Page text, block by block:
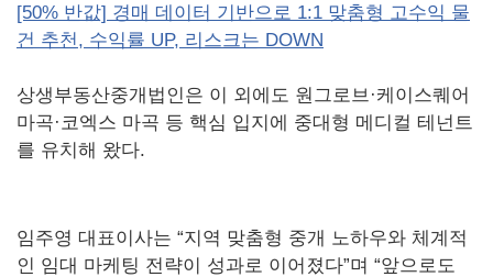
[50% 반값] 경매 데이터 기반으로 1:1 맞춤형 고수익 물
건 추천, 수익률 UP, 리스크는 DOWN
상생부동산중개법인은 이 외에도 원그로브·케이스퀘어
마곡·코엑스 마곡 등 핵심 입지에 중대형 메디컬 테넌트
를 유치해 왔다.
임주영 대표이사는 “지역 맞춤형 중개 노하우와 체계적
인 임대 마케팅 전략이 성과로 이어졌다”며 “앞으로도